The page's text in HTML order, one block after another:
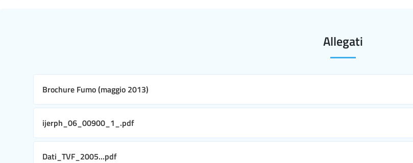
Allegati
Brochure Fumo (maggio 2013)
ijerph_06_00900_1_.pdf
Dati_TVF_2005...pdf